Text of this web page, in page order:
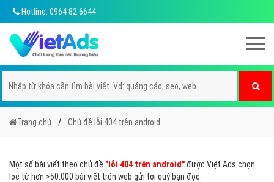
Hotline: 0964 82 6644
Trang chủ Chủ đề lỗi 404 trên android
Một số bài viết theo chủ đề "lỗi 404 trên android"được Việt Ads chọn
lọc từ hơn >50.000 bài viết trên web gửi tới quý bạn đọc.